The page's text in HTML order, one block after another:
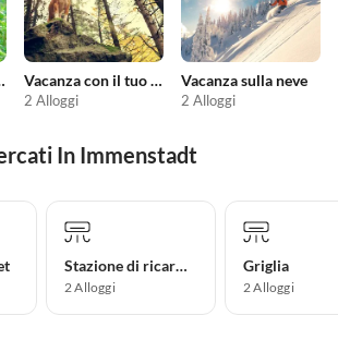
Vacanza con il tuo cane
2 Alloggi
Vacanza sulla neve
2 Alloggi
In Immenstadt
Stazione di ricarica per auto elettriche
2 Alloggi
Griglia
2 Alloggi